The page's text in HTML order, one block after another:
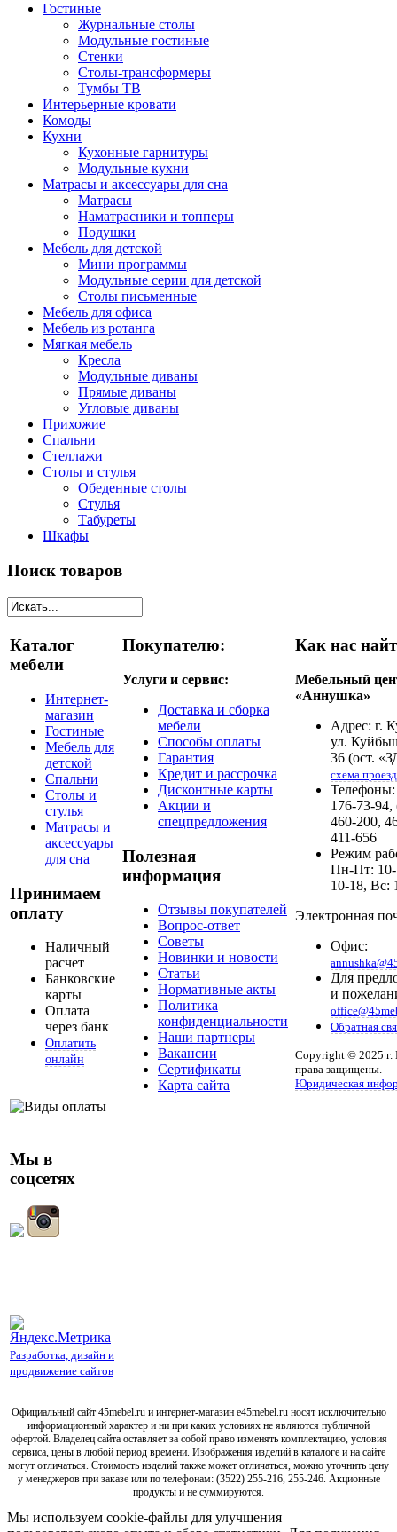
Гостиные
Журнальные столы
Модульные гостиные
Стенки
Столы-трансформеры
Тумбы ТВ
Интерьерные кровати
Комоды
Кухни
Кухонные гарнитуры
Модульные кухни
Матрасы и аксессуары для сна
Матрасы
Наматрасники и топперы
Подушки
Мебель для детской
Мини программы
Модульные серии для детской
Столы письменные
Мебель для офиса
Мебель из ротанга
Мягкая мебель
Кресла
Модульные диваны
Прямые диваны
Угловые диваны
Прихожие
Спальни
Стеллажи
Столы и стулья
Обеденные столы
Стулья
Табуреты
Шкафы
Поиск товаров
Каталог
мебели
Интернет-
магазин
Гостиные
Мебель для
детской
Спальни
Столы и
стулья
Матрасы и
аксессуары
для сна
Принимаем
оплату
Наличный
расчет
Банковские
карты
Оплата
через банк
Оплатить
онлайн
Мы в
соцсетях
Разработка, дизайн и
продвижение сайтов
Покупателю:
Услуги и сервис:
Доставка и сборка
мебели
Способы оплаты
Гарантия
Кредит и рассрочка
Дисконтные карты
Акции и
спецпредложения
Полезная
информация
Отзывы покупателей
Вопрос-ответ
Советы
Новинки и новости
Статьи
Нормативные акты
Политика
конфиденциальности
Наши партнеры
Вакансии
Сертификаты
Карта сайта
Как нас
Мебельный
«Аннушка»
Адрес: г.
ул.
36 (ост.
схема
Телефоны:
176-73-94,
460-200,
411-656
Режим
Пн-Пт:
10-18, Вс:
Электронная
Офис:
Для
и
Обратная
Copyright © 2025 г.
права защищены.
Юридическая
Официальный сайт 45mebel.ru и интернет-магазин e45mebel.ru носят исключительно
информационный характер и ни при каких условиях не являются публичной
офертой. Владелец сайта оставляет за собой право изменять комплектацию, условия
сервиса, цены в любой период времени. Изображения изделий в каталоге и на сайте
могут отличаться. Стоимость изделий также может отличаться, можно уточнить цену
у менеджеров при заказе или по телефонам: (3522) 255-216, 255-246. Акционные
продукты и не суммируются.
Мы используем cookie-файлы для улучшения